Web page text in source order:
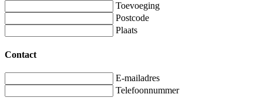
Toevoeging
Postcode
Plaats
Contact
E-mailadres
Telefoonnummer